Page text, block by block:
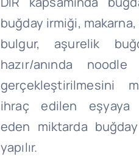
buğday irmiği,
bulgur, aşurelik
hazır/anında noodle
gerçekleştirilmesini
ihraç edilen eşyaya
eden miktarda
yapılır.